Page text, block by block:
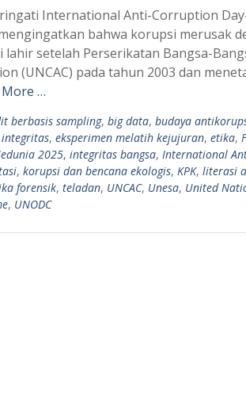
International Anti-Corruption
bahwa korupsi merusak
setelah Perserikatan Bangsa-
(UNCAC) pada tahun 2003 dan
More …
berbasis sampling, big data, budaya
, eksperimen melatih kejujuran, etika,
2025, integritas bangsa, International
, korupsi dan bencana ekologis, KPK, literasi
forensik, teladan, UNCAC, Unesa, United
, UNODC